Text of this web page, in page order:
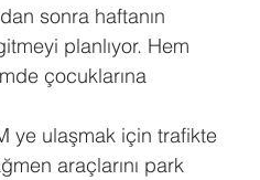
sonra haftanın
planlıyor. Hem
çocuklarına
ye ulaşmak için trafikte
araçlarını park